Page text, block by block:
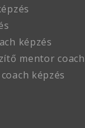
képzés
mentor
képzés